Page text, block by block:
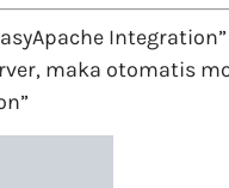
maka otomatis